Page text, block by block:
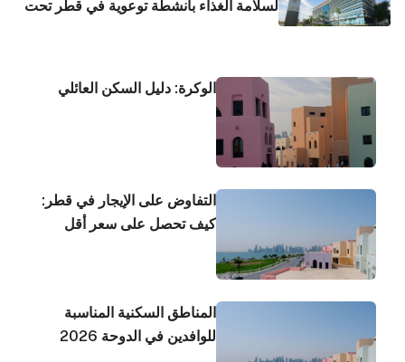
لسلامة الغذاء بأنشطة توعوية في قطر تحت
الوكرة: دليل السكن العائلي
التفاوض على الإيجار في قطر:
كيف تحصل على سعر أقل
المناطق السكنية المناسبة
للوافدين في الدوحة 2026